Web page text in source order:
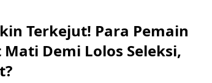
Terkejut! Para Pemain
Demi Lolos Seleksi,